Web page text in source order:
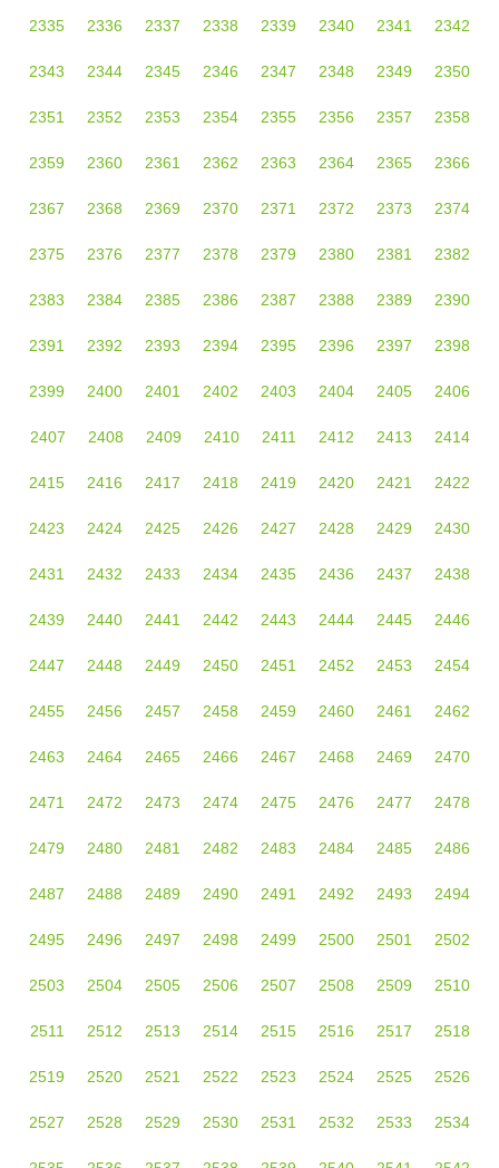
2335 2336 2337 2338 2339 2340 2341 2342
2343 2344 2345 2346 2347 2348 2349 2350
2351 2352 2353 2354 2355 2356 2357 2358
2359 2360 2361 2362 2363 2364 2365 2366
2367 2368 2369 2370 2371 2372 2373 2374
2375 2376 2377 2378 2379 2380 2381 2382
2383 2384 2385 2386 2387 2388 2389 2390
2391 2392 2393 2394 2395 2396 2397 2398
2399 2400 2401 2402 2403 2404 2405 2406
2407 2408 2409 2410 2411 2412 2413 2414
2415 2416 2417 2418 2419 2420 2421 2422
2423 2424 2425 2426 2427 2428 2429 2430
2431 2432 2433 2434 2435 2436 2437 2438
2439 2440 2441 2442 2443 2444 2445 2446
2447 2448 2449 2450 2451 2452 2453 2454
2455 2456 2457 2458 2459 2460 2461 2462
2463 2464 2465 2466 2467 2468 2469 2470
2471 2472 2473 2474 2475 2476 2477 2478
2479 2480 2481 2482 2483 2484 2485 2486
2487 2488 2489 2490 2491 2492 2493 2494
2495 2496 2497 2498 2499 2500 2501 2502
2503 2504 2505 2506 2507 2508 2509 2510
2511 2512 2513 2514 2515 2516 2517 2518
2519 2520 2521 2522 2523 2524 2525 2526
2527 2528 2529 2530 2531 2532 2533 2534